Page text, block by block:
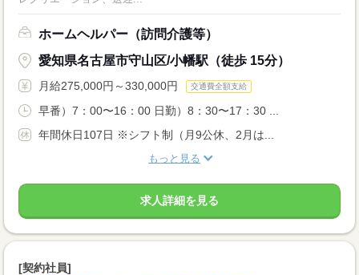
ホームヘルパー（訪問介護等）
愛知県名古屋市守山区/小幡駅（徒歩 15分）
月給275,000円～330,000円 交通費全額支給
早番）7：00〜16：00 日勤）8：30〜17：30 ...
年間休日107日 ※シフト制（月9公休、2月は...
もっと見る
求人詳細を見る
[契約社員]